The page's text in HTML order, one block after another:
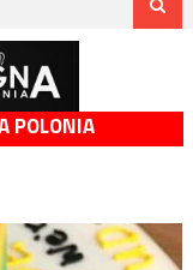
POLONIA